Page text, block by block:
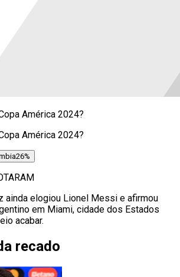
América 2024?
América 2024?
26%
ainda elogiou Lionel Messi e afirmou
em Miami, cidade dos Estados
acabar.
recado